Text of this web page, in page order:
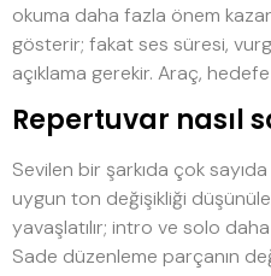
okuma daha fazla önem
gösterir; fakat ses süresi,
açıklama gerekir. Araç,
Repertuvar nasıl
Sevilen bir şarkıda çok
uygun ton değişikliği
yavaşlatılır; intro ve solo
Sade düzenleme parçanın